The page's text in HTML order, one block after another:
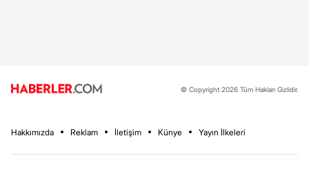
© Copyright 2026 Tüm Hakları Gizlidir.
Hakkımızda Reklam İletişim Künye Yayın İlkeleri